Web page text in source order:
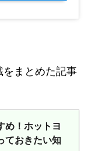
まとめた記事
め！ホットヨ
ておきたい知